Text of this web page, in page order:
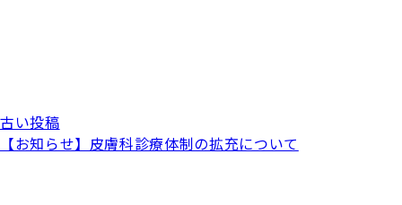
古い投稿
【お知らせ】皮膚科診療体制の拡充について